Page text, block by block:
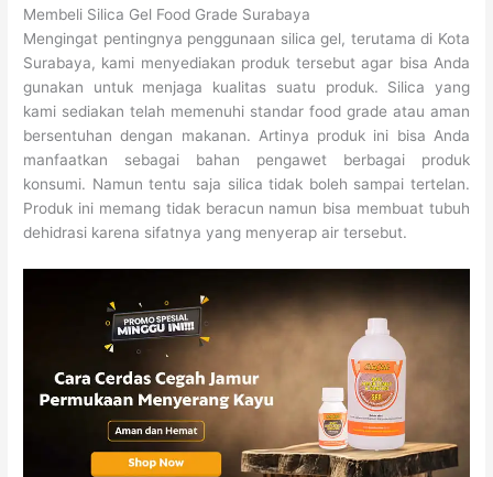
Membeli Silica Gel Food Grade Surabaya
Mengingat pentingnya penggunaan silica gel, terutama di Kota
Surabaya, kami menyediakan produk tersebut agar bisa Anda
gunakan untuk menjaga kualitas suatu produk. Silica yang
kami sediakan telah memenuhi standar food grade atau aman
bersentuhan dengan makanan. Artinya produk ini bisa Anda
manfaatkan sebagai bahan pengawet berbagai produk
konsumi. Namun tentu saja silica tidak boleh sampai tertelan.
Produk ini memang tidak beracun namun bisa membuat tubuh
dehidrasi karena sifatnya yang menyerap air tersebut.